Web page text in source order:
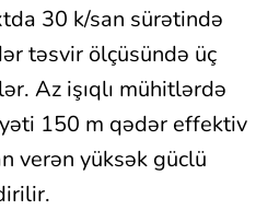
30 k/san sürətində
təsvir ölçüsündə üç
Az işıqlı mühitlərdə
150 m qədər effektiv
verən yüksək güclü